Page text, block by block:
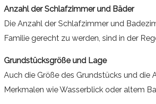
Anzahl der Schlafzimmer und Bäder
Die Anzahl der Schlafzimmer und
Familie gerecht zu werden, sind in der
Grundstücksgröße und Lage
Auch die Größe des Grundstücks und die
Merkmalen wie Wasserblick oder altem